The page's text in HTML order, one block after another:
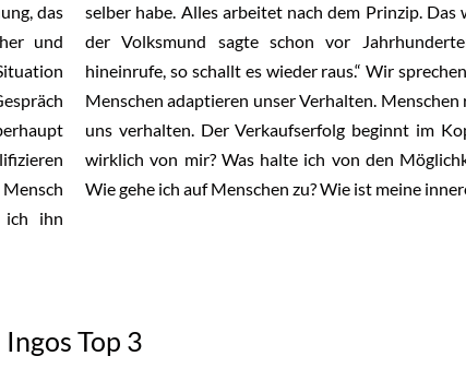
das
und
ich ihn
selber habe. Alles arbeitet nach dem Prinzip.
der Volksmund sagte schon vor
hineinrufe, so schallt es wieder raus.“ Wir
Menschen adaptieren unser Verhalten. Menschen
uns verhalten. Der Verkaufserfolg beginnt im
wirklich von mir? Was halte ich von den
Wie gehe ich auf Menschen zu? Wie ist meine
Ingos Top 3